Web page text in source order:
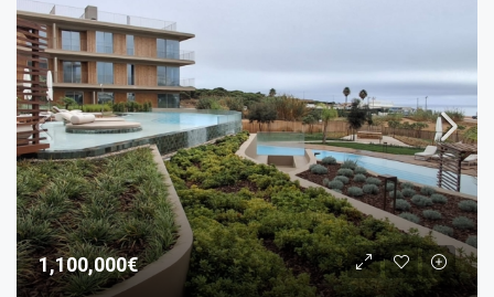
1,100,000€